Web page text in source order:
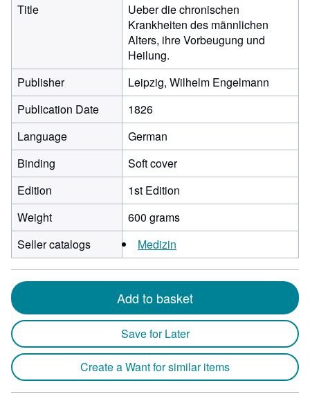
Title
Ueber die chronischen
Krankheiten des männlichen
Alters, ihre Vorbeugung und
Heilung.
Publisher
Leipzig, Wilhelm Engelmann
Publication Date
1826
Language
German
Binding
Soft cover
Edition
1st Edition
Weight
600 grams
Seller catalogs
Medizin
Add to basket
Save for Later
Create a Want for similar items